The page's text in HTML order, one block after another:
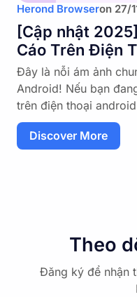
Herond Browseron 27/
[Cập nhật
Cáo Trên Điện
Đây là nỗi ám ảnh
Android! Nếu bạn
trên điện thoại
Discover More
Theo
Đăng ký để nhận